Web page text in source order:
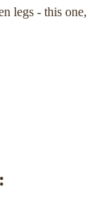
legs - this